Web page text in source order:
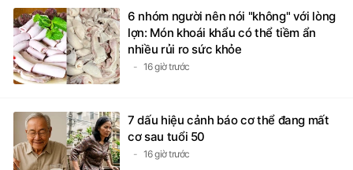
6 nhóm người nên nói "không" với lòng
lợn: Món khoái khẩu có thể tiềm ẩn
nhiều rủi ro sức khỏe
16 giờ trước
7 dấu hiệu cảnh báo cơ thể đang mất
cơ sau tuổi 50
16 giờ trước